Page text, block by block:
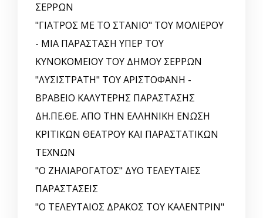
ΣΕΡΡΩΝ
"ΓΙΑΤΡΟΣ ΜΕ ΤΟ ΣΤΑΝΙΟ" ΤΟΥ ΜΟΛΙΕΡΟΥ
- ΜΙΑ ΠΑΡΑΣΤΑΣΗ ΥΠΕΡ ΤΟΥ
ΚΥΝΟΚΟΜΕΙΟΥ ΤΟΥ ΔΗΜΟΥ ΣΕΡΡΩΝ
"ΛΥΣΙΣΤΡΑΤΗ" ΤΟΥ ΑΡΙΣΤΟΦΑΝΗ -
ΒΡΑΒΕΙΟ ΚΑΛΥΤΕΡΗΣ ΠΑΡΑΣΤΑΣΗΣ
ΔΗ.ΠΕ.ΘΕ. ΑΠΟ ΤΗΝ ΕΛΛΗΝΙΚΗ EΝΩΣΗ
ΚΡΙΤΙΚΩΝ ΘΕΑΤΡΟΥ ΚΑΙ ΠΑΡΑΣΤΑΤΙΚΩΝ
ΤΕΧΝΩΝ
"Ο ΖΗΛΙΑΡΟΓΑΤΟΣ" ΔΥΟ ΤΕΛΕΥΤΑΙΕΣ
ΠΑΡΑΣΤΑΣΕΙΣ
"Ο ΤΕΛΕΥΤΑΙΟΣ ΔΡΑΚΟΣ ΤΟΥ ΚΑΛΕΝΤΡΙΝ"